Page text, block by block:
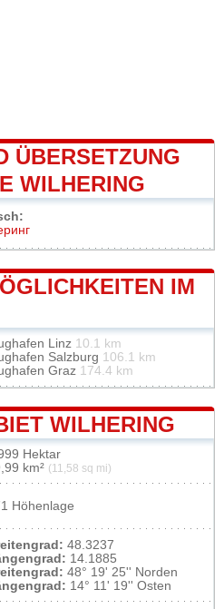
ÜBERSETZUNG
WILHERING
IM
Linz 10.1 km
Salzburg 106.1 km
Graz 174.4 km
WILHERING
Hektar
km² (11,58 sq mi)
Höhenlage
48.3237
14.1885
48° 19' 25'' Norden
14° 11' 19'' Osten